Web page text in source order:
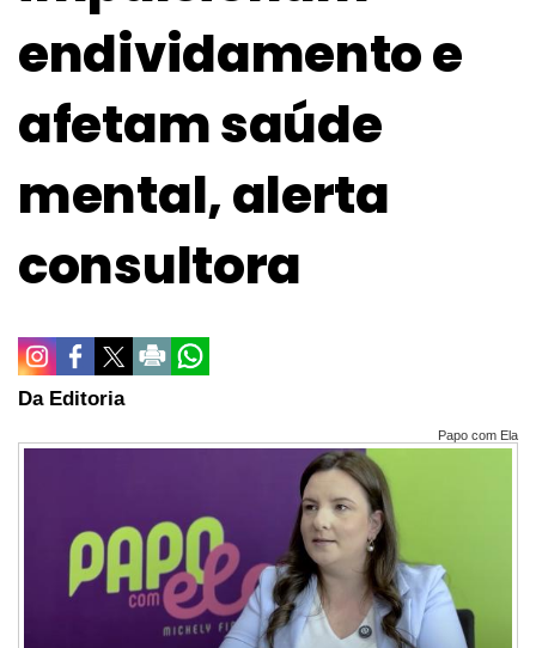
endividamento e
afetam saúde
mental, alerta
consultora
Da Editoria
Papo com Ela